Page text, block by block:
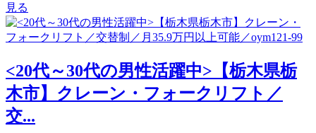
見る
<20代～30代の男性活躍中>【栃木県栃
木市】クレーン・フォークリフト／
交...